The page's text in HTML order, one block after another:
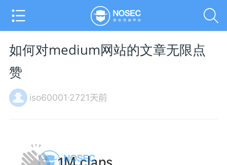
如何对medium网站的文章无限点
赞
iso60001·2721天前